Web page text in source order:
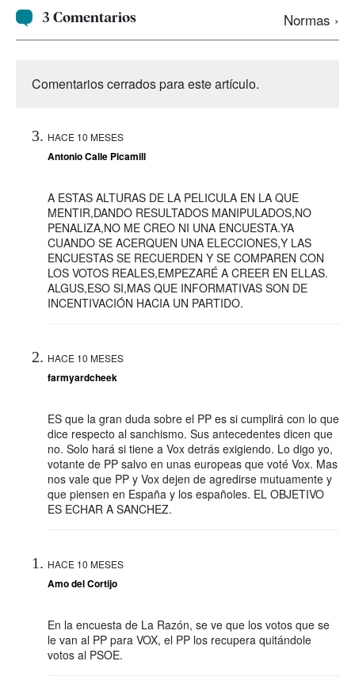
3 Comentarios Normas ›
Comentarios cerrados para este artículo.
HACE 10 MESES
Antonio Calle Picamill
A ESTAS ALTURAS DE LA PELICULA EN LA QUE
MENTIR,DANDO RESULTADOS MANIPULADOS,NO
PENALIZA,NO ME CREO NI UNA ENCUESTA.YA
CUANDO SE ACERQUEN UNA ELECCIONES,Y LAS
ENCUESTAS SE RECUERDEN Y SE COMPAREN CON
LOS VOTOS REALES,EMPEZARÉ A CREER EN ELLAS.
ALGUS,ESO SI,MAS QUE INFORMATIVAS SON DE
INCENTIVACIÓN HACIA UN PARTIDO.
HACE 10 MESES
farmyardcheek
ES que la gran duda sobre el PP es si cumplirá con lo que
dice respecto al sanchismo. Sus antecedentes dicen que
no. Solo hará si tiene a Vox detrás exigiendo. Lo digo yo,
votante de PP salvo en unas europeas que voté Vox. Mas
nos vale que PP y Vox dejen de agredirse mutuamente y
que piensen en España y los españoles. EL OBJETIVO
ES ECHAR A SANCHEZ.
HACE 10 MESES
Amo del Cortijo
En la encuesta de La Razón, se ve que los votos que se
le van al PP para VOX, el PP los recupera quitándole
votos al PSOE.